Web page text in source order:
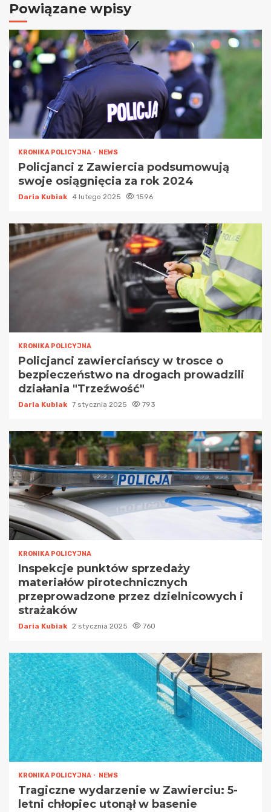
Powiązane wpisy
KRONIKA POLICYJNA NEWS
Policjanci z Zawiercia podsumowują
swoje osiągnięcia za rok 2024
Daria Kubiak 4 lutego 2025 1596
KRONIKA POLICYJNA
Policjanci zawierciańscy w trosce o
bezpieczeństwo na drogach prowadzili
działania "Trzeźwość"
Daria Kubiak 7 stycznia 2025 793
KRONIKA POLICYJNA
Inspekcje punktów sprzedaży
materiałów pirotechnicznych
przeprowadzone przez dzielnicowych i
strażaków
Daria Kubiak 2 stycznia 2025 760
KRONIKA POLICYJNA NEWS
Tragiczne wydarzenie w Zawierciu: 5-
letni chłopiec utonął w basenie